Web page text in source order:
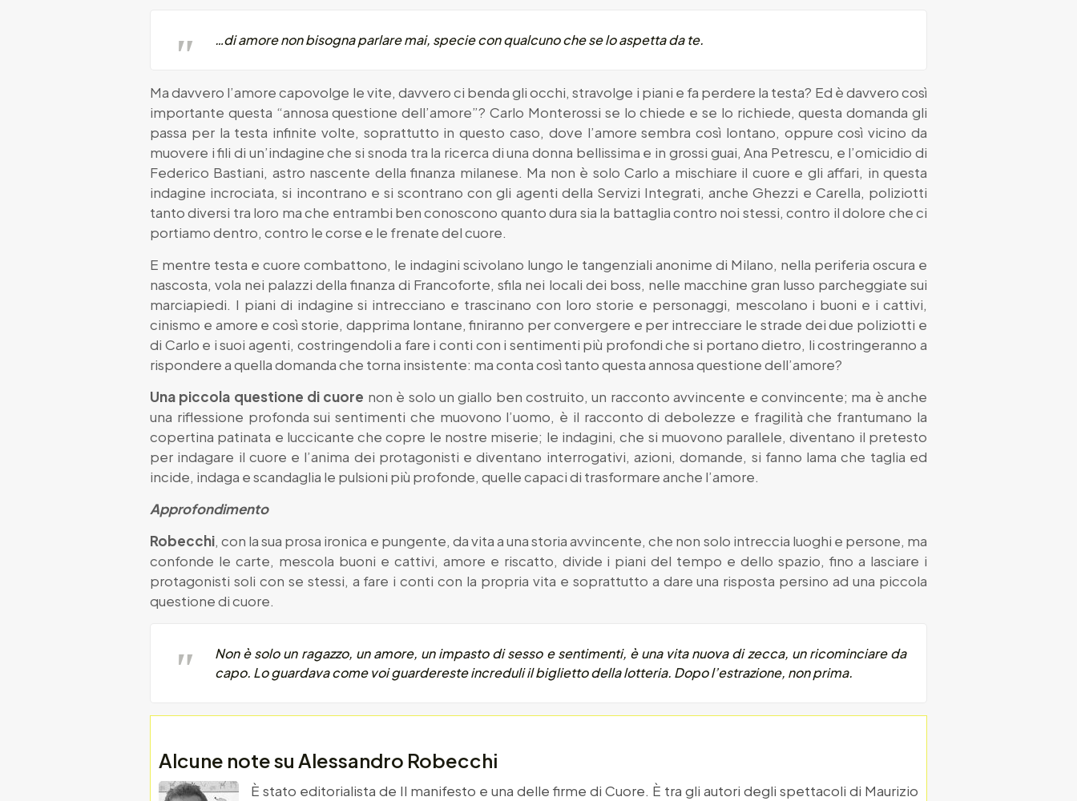
…di amore non bisogna parlare mai, specie con qualcuno che se lo aspetta da te.
Ma davvero l’amore capovolge le vite, davvero ci benda gli occhi, stravolge i piani e fa perdere la testa? Ed è davvero così
importante questa “annosa questione dell’amore”? Carlo Monterossi se lo chiede e se lo richiede, questa domanda gli
passa per la testa infinite volte, soprattutto in questo caso, dove l’amore sembra così lontano, oppure così vicino da
muovere i fili di un’indagine che si snoda tra la ricerca di una donna bellissima e in grossi guai, Ana Petrescu, e l’omicidio di
Federico Bastiani, astro nascente della finanza milanese. Ma non è solo Carlo a mischiare il cuore e gli affari, in questa
indagine incrociata, si incontrano e si scontrano con gli agenti della Servizi Integrati, anche Ghezzi e Carella, poliziotti
tanto diversi tra loro ma che entrambi ben conoscono quanto dura sia la battaglia contro noi stessi, contro il dolore che ci
portiamo dentro, contro le corse e le frenate del cuore.
E mentre testa e cuore combattono, le indagini scivolano lungo le tangenziali anonime di Milano, nella periferia oscura e
nascosta, vola nei palazzi della finanza di Francoforte, sfila nei locali dei boss, nelle macchine gran lusso parcheggiate sui
marciapiedi. I piani di indagine si intrecciano e trascinano con loro storie e personaggi, mescolano i buoni e i cattivi,
cinismo e amore e così storie, dapprima lontane, finiranno per convergere e per intrecciare le strade dei due poliziotti e
di Carlo e i suoi agenti, costringendoli a fare i conti con i sentimenti più profondi che si portano dietro, li costringeranno a
rispondere a quella domanda che torna insistente: ma conta così tanto questa annosa questione dell’amore?
Una piccola questione di cuore non è solo un giallo ben costruito, un racconto avvincente e convincente; ma è anche
una riflessione profonda sui sentimenti che muovono l’uomo, è il racconto di debolezze e fragilità che frantumano la
copertina patinata e luccicante che copre le nostre miserie; le indagini, che si muovono parallele, diventano il pretesto
per indagare il cuore e l’anima dei protagonisti e diventano interrogativi, azioni, domande, si fanno lama che taglia ed
incide, indaga e scandaglia le pulsioni più profonde, quelle capaci di trasformare anche l’amore.
Approfondimento
Robecchi, con la sua prosa ironica e pungente, da vita a una storia avvincente, che non solo intreccia luoghi e persone, ma
confonde le carte, mescola buoni e cattivi, amore e riscatto, divide i piani del tempo e dello spazio, fino a lasciare i
protagonisti soli con se stessi, a fare i conti con la propria vita e soprattutto a dare una risposta persino ad una piccola
questione di cuore.
Non è solo un ragazzo, un amore, un impasto di sesso e sentimenti, è una vita nuova di zecca, un ricominciare da
capo. Lo guardava come voi guardereste increduli il biglietto della lotteria. Dopo l’estrazione, non prima.
Alcune note su Alessandro Robecchi
È stato editorialista de Il manifesto e una delle firme di Cuore. È tra gli autori degli spettacoli di Maurizio